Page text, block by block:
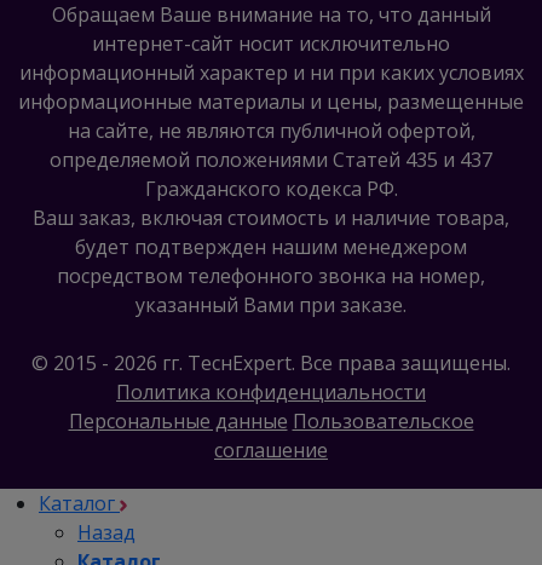
Обращаем Ваше внимание на то, что данный
интернет-сайт носит исключительно
информационный характер и ни при каких условиях
информационные материалы и цены, размещенные
на сайте, не являются публичной офертой,
определяемой положениями Статей 435 и 437
Гражданского кодекса РФ.
Ваш заказ, включая стоимость и наличие товара,
будет подтвержден нашим менеджером
посредством телефонного звонка на номер,
указанный Вами при заказе.
© 2015 - 2026 гг. ТеcнExpert. Все права защищены.
Политика конфиденциальности
Персональные данные Пользовательское
соглашение
Каталог
Назад